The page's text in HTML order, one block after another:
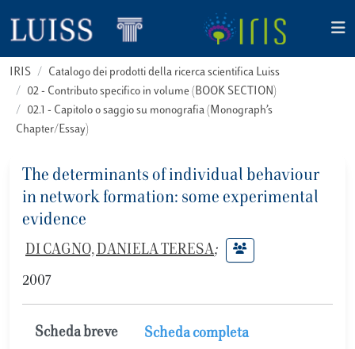
IRIS
Catalogo dei prodotti della ricerca scientifica Luiss
02 - Contributo specifico in volume (BOOK SECTION)
02.1 - Capitolo o saggio su monografia (Monograph’s
Chapter/Essay)
The determinants of individual behaviour
in network formation: some experimental
evidence
DI CAGNO, DANIELA TERESA;
2007
Scheda breve Scheda completa